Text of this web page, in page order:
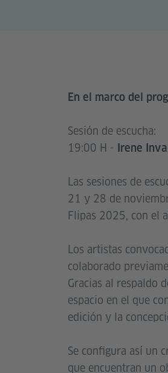
En el marco del
Sesión de escucha:
19:00 H - Irene
Las sesiones de
21 y 28 de
Flipas 2025, con el
Los artistas
colaborado
Gracias al respaldo
espacio en el que
edición y la
Se configura así un
que encuentran un